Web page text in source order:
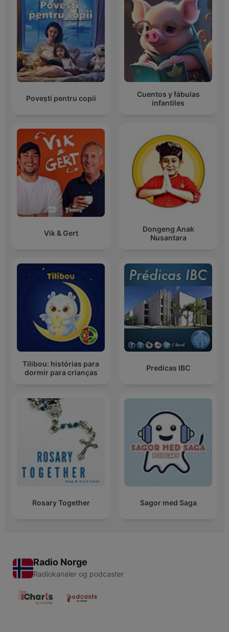
Povești pentru copii
Cuentos y fábulas
infantiles
Vik & Gert
Dongeng Anak
Nusantara
Tilibou: histórias para
dormir para crianças
Predicas IBC
Rosary Together Sagor med Saga
Radio Norge
Radiokanaler og podcaster